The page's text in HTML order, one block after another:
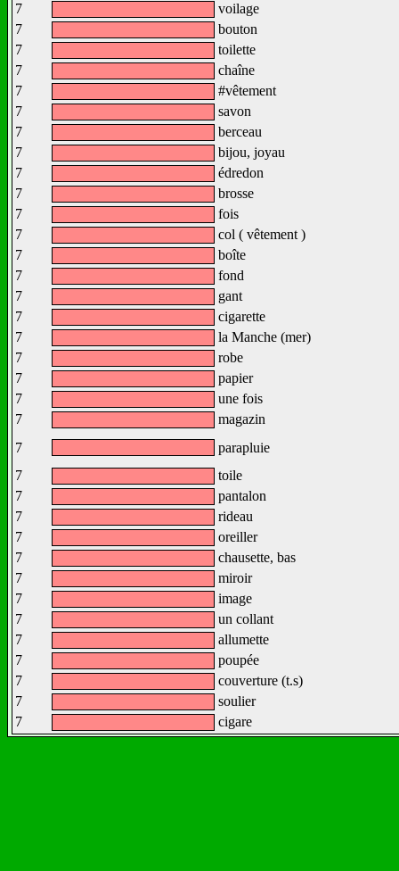
7
voilage
7
bouton
7
toilette
7
chaîne
7
#vêtement
7
savon
7
berceau
7
bijou, joyau
7
édredon
7
brosse
7
fois
7
col ( vêtement )
7
boîte
7
fond
7
gant
7
cigarette
7
la Manche (mer)
7
robe
7
papier
7
une fois
7
magazin
7
parapluie
7
toile
7
pantalon
7
rideau
7
oreiller
7
chausette, bas
7
miroir
7
image
7
un collant
7
allumette
7
poupée
7
couverture (t.s)
7
soulier
7
cigare